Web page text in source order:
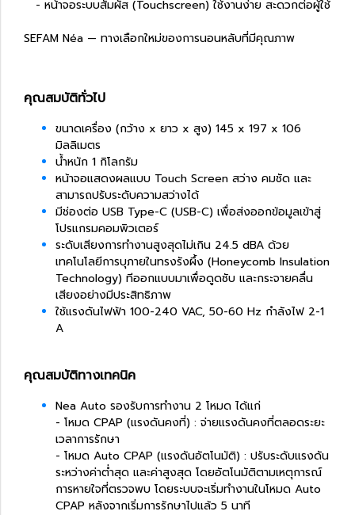
- หน้าจอระบบสัมผัส (Touchscreen) ใช้งานง่าย สะดวกต่อผู้ใช้
SEFAM Néa — ทางเลือกใหม่ของการนอนหลับที่มีคุณภาพ
คุณสมบัติทั่วไป
ขนาดเครื่อง (กว้าง x ยาว x สูง) 145 x 197 x 106
มิลลิเมตร
น้ำหนัก 1 กิโลกรัม
หน้าจอแสดงผลแบบ Touch Screen สว่าง คมชัด และ
สามารถปรับระดับความสว่างได้
มีช่องต่อ USB Type-C (USB-C) เพื่อส่งออกข้อมูลเข้าสู่
โปรแกรมคอมพิวเตอร์
ระดับเสียงการทำงานสูงสุดไม่เกิน 24.5 dBA ด้วย
เทคโนโลยีการบุภายในทรงรังผึ้ง (Honeycomb Insulation
Technology) ทีออกแบบมาเพื่อดูดซับ และกระจายคลื่น
เสียงอย่างมีประสิทธิภาพ
ใช้แรงดันไฟฟ้า 100-240 VAC, 50-60 Hz กำลังไฟ 2-1
A
คุณสมบัติทางเทคนิค
Nea Auto รองรับการทำงาน 2 โหมด ได้แก่
- โหมด CPAP (แรงดันคงที่) : จ่ายแรงดันคงที่ตลอดระยะ
เวลาการรักษา
- โหมด Auto CPAP (แรงดันอัตโนมัติ) : ปรับระดับแรงดัน
ระหว่างค่าต่ำสุด และค่าสูงสุด โดยอัตโนมัติตามเหตุการณ์
การหายใจที่ตรวจพบ โดยระบบจะเริ่มทำงานในโหมด Auto
CPAP หลังจากเริ่มการรักษาไปแล้ว 5 นาที